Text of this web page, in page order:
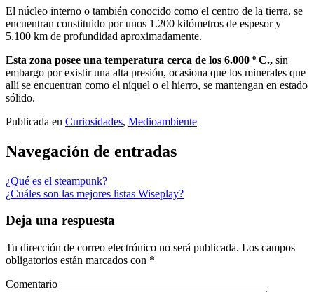
El núcleo interno o también conocido como el centro de la tierra, se
encuentran constituido por unos 1.200 kilómetros de espesor y
5.100 km de profundidad aproximadamente.
Esta zona posee una temperatura cerca de los 6.000 º C., sin
embargo por existir una alta presión, ocasiona que los minerales que
allí se encuentran como el níquel o el hierro, se mantengan en estado
sólido.
Publicada en Curiosidades, Medioambiente
Navegación de entradas
¿Qué es el steampunk?
¿Cuáles son las mejores listas Wiseplay?
Deja una respuesta
Tu dirección de correo electrónico no será publicada. Los campos
obligatorios están marcados con *
Comentario